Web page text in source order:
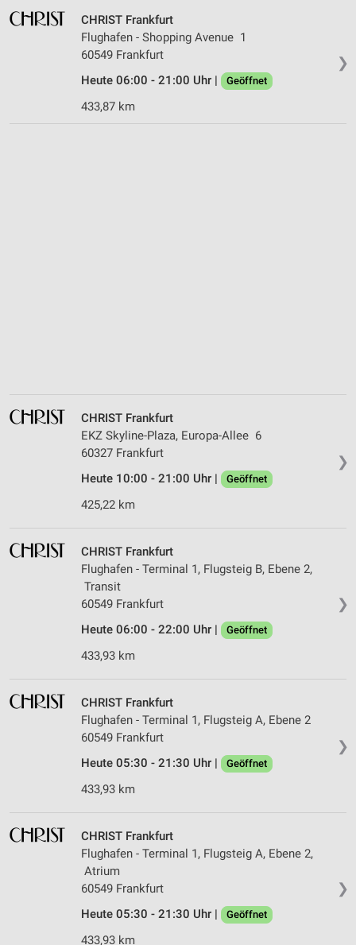
❯
CHRIST Frankfurt
Flughafen - Shopping Avenue 1
60549 Frankfurt
Heute 06:00 - 21:00 Uhr |
Geöffnet
433,87 km
❯
CHRIST Frankfurt
EKZ Skyline-Plaza, Europa-Allee 6
60327 Frankfurt
Heute 10:00 - 21:00 Uhr |
Geöffnet
425,22 km
❯
CHRIST Frankfurt
Flughafen - Terminal 1, Flugsteig B, Ebene 2,
Transit
60549 Frankfurt
Heute 06:00 - 22:00 Uhr |
Geöffnet
433,93 km
❯
CHRIST Frankfurt
Flughafen - Terminal 1, Flugsteig A, Ebene 2
60549 Frankfurt
Heute 05:30 - 21:30 Uhr |
Geöffnet
433,93 km
❯
CHRIST Frankfurt
Flughafen - Terminal 1, Flugsteig A, Ebene 2,
Atrium
60549 Frankfurt
Heute 05:30 - 21:30 Uhr |
Geöffnet
433,93 km